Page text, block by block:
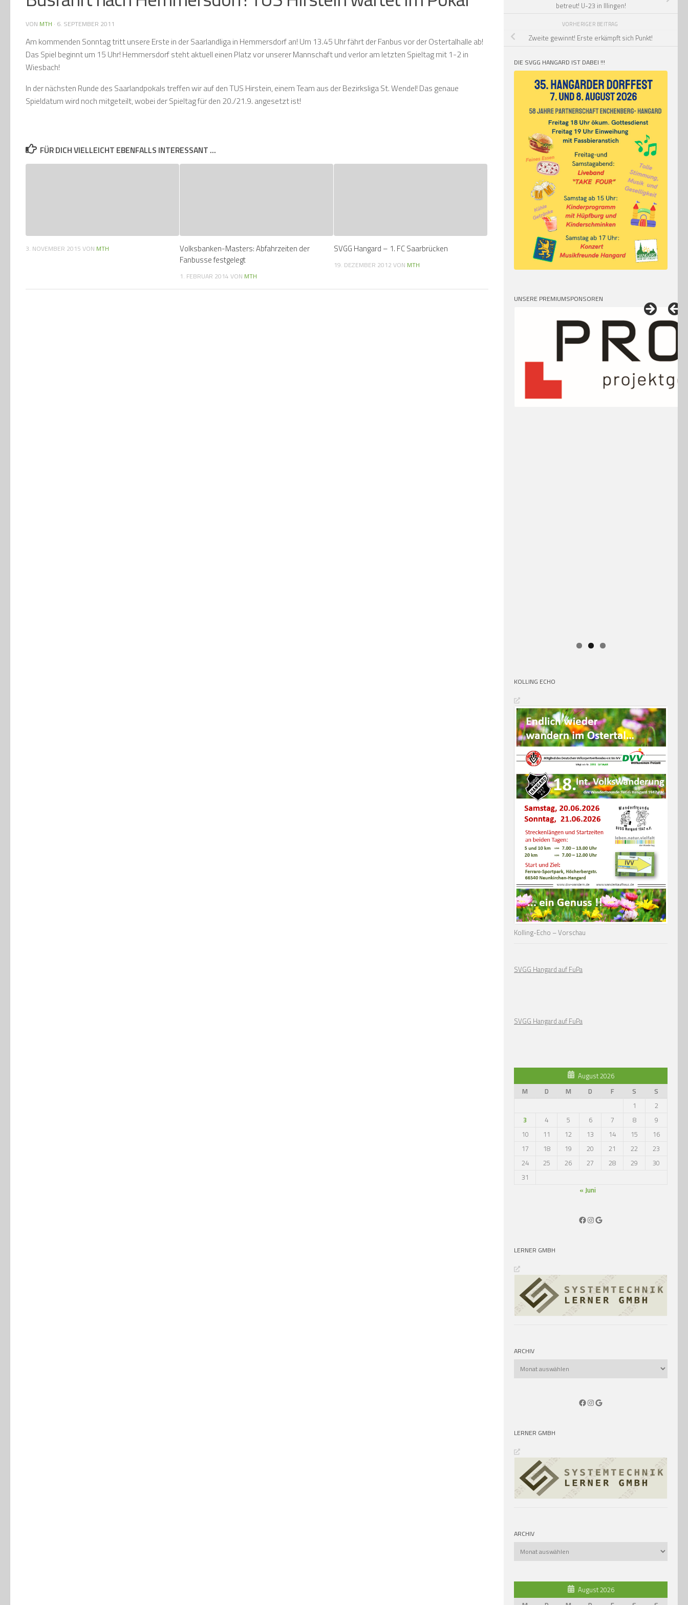
VON MTH · 6. SEPTEMBER 2011
Am kommenden Sonntag tritt unsere Erste in der Saarlandliga in Hemmersdorf an! Um 13.45 Uhr fährt der Fanbus vor der Ostertalhalle ab!
Das Spiel beginnt um 15 Uhr! Hemmersdorf steht aktuell einen Platz vor unserer Mannschaft und verlor am letzten Spieltag mit 1-2 in
Wiesbach!
In der nächsten Runde des Saarlandpokals treffen wir auf den TUS Hirstein, einem Team aus der Bezirksliga St. Wendel! Das genaue
Spieldatum wird noch mitgeteilt, wobei der Spieltag für den 20./21.9. angesetzt ist!
FÜR DICH VIELLEICHT EBENFALLS INTERESSANT …
3. NOVEMBER 2015 VON MTH
Volksbanken-Masters: Abfahrzeiten der
Fanbusse festgelegt
1. FEBRUAR 2014 VON MTH
SVGG Hangard – 1. FC Saarbrücken
19. DEZEMBER 2012 VON MTH
betreut! U-23 in Illingen!
VORHERIGER BEITRAG
Zweite gewinnt! Erste erkämpft sich Punkt!
DIE SVGG HANGARD IST DABEI !!!
UNSERE PREMIUMSPONSOREN
KOLLING ECHO
Kolling-Echo – Vorschau
SVGG Hangard auf FuPa
SVGG Hangard auf FuPa
August 2026
M
D M D F S
S
1
2
3
4 5 6 7 8
9
10
11 12 13 14 15
16
17
18 19 20 21 22
23
24
25 26 27 28 29
30
31
« Juni
Facebook
Instagram
Google
LERNER GMBH
ARCHIV
Facebook
Instagram
Google
LERNER GMBH
ARCHIV
August 2026